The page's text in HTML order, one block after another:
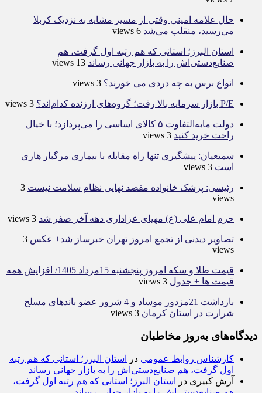
حال علامه امینی وقتی از مسیر مشایه به نزدیک کربلا
می‌رسید، منقلب می‌شد 6 views
استان البرز؛ استانی که هم رتبه اول گرفت، هم
صنایع‌دستی‌اش را به بازار جهانی رساند 13 views
انواع برس به چه دردی می خورند؟ 3 views
P/E بازار سرمایه بالا رفت؛ گروه‌های ارزنده کدام‌اند؟ 3 views
دولت مابه‌التفاوت ۵ کالای اساسی را می‌پردازد؛ با خیال
راحت خرید کنید 3 views
سمیعیان: پیشگیری تنها راه مقابله با بیماری مرگبار هاری
است 3 views
رئیسی: پزشک خانواده مقصد نهایی نظام سلامت نیست 3
views
حرم امام علی (ع) مهیای عزاداری دهه آخر صفر شد 3 views
تصاویر دیدنی از تجمع امروز تهران خبرساز شد+ عکس 3
views
قیمت طلا و سکه امروز پنجشنبه 15مرداد 1405/ افزایش همه
قیمت ها + جدول 3 views
بازداشت 21مزدور موساد و 4 شرور عضو باندهای مسلح
شرارت در استان کرمان 3 views
دیدگاه‌های به‌روز مخاطبان
کارشناس روابط عمومی در
استان البرز؛ استانی که هم رتبه
اول گرفت، هم صنایع‌دستی‌اش را به بازار جهانی رساند
آرش کبیری در
استان البرز؛ استانی که هم رتبه اول گرفت،